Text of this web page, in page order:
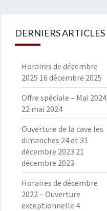
DERNIERS ARTICLES
Horaires de décembre
2025 16 décembre 2025
Offre spéciale – Mai 2024
22 mai 2024
Ouverture de la cave les
dimanches 24 et 31
décembre 2023 21
décembre 2023
Horaires de décembre
2022 – Ouverture
exceptionnelle 4